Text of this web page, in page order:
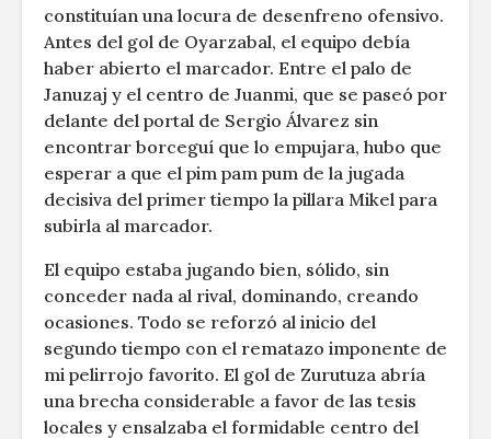
constituían una locura de desenfreno ofensivo.
Antes del gol de Oyarzabal, el equipo debía
haber abierto el marcador. Entre el palo de
Januzaj y el centro de Juanmi, que se paseó por
delante del portal de Sergio Álvarez sin
encontrar borceguí que lo empujara, hubo que
esperar a que el pim pam pum de la jugada
decisiva del primer tiempo la pillara Mikel para
subirla al marcador.
El equipo estaba jugando bien, sólido, sin
conceder nada al rival, dominando, creando
ocasiones. Todo se reforzó al inicio del
segundo tiempo con el rematazo imponente de
mi pelirrojo favorito. El gol de Zurutuza abría
una brecha considerable a favor de las tesis
locales y ensalzaba el formidable centro del